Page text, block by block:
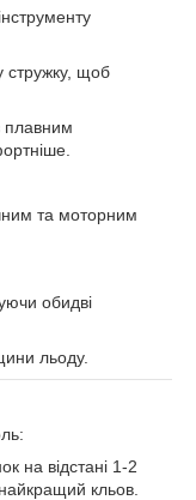
стружку, щоб
плавним
та моторним
обидві
льоду.
на відстані 1-2
кльов.